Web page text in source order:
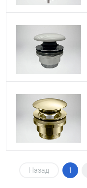
Назад 1